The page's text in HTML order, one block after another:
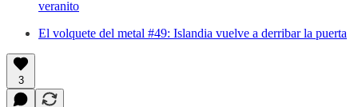
veranito
El volquete del metal #49: Islandia vuelve a derribar la puerta
3